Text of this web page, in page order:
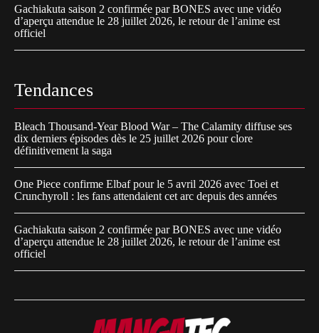
Gachiakuta saison 2 confirmée par BONES avec une vidéo
d’aperçu attendue le 28 juillet 2026, le retour de l’anime est
officiel
Tendances
Bleach Thousand-Year Blood War – The Calamity diffuse ses
dix derniers épisodes dès le 25 juillet 2026 pour clore
définitivement la saga
One Piece confirme Elbaf pour le 5 avril 2026 avec Toei et
Crunchyroll : les fans attendaient cet arc depuis des années
Gachiakuta saison 2 confirmée par BONES avec une vidéo
d’aperçu attendue le 28 juillet 2026, le retour de l’anime est
officiel